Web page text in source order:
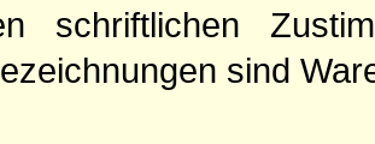
schriftlichen
sind